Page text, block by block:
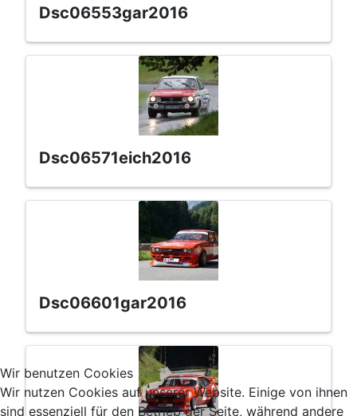
dsc06553gar2016
dsc06571eich2016
dsc06601gar2016
Wir benutzen Cookies
Wir nutzen Cookies auf unserer Website. Einige von ihnen
sind essenziell für den Betrieb der Seite, während andere